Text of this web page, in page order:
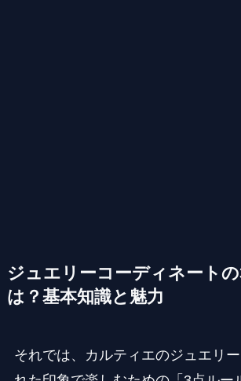
ジュエリーコーディネート
は？基本知識と魅力
それでは、カルティエのジュエリ